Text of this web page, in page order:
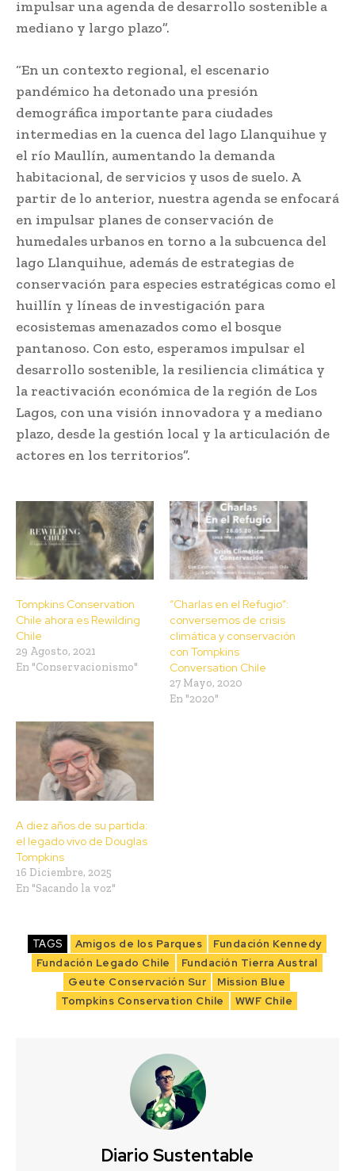
impulsar una agenda de desarrollo sostenible a
mediano y largo plazo”.
“En un contexto regional, el escenario
pandémico ha detonado una presión
demográfica importante para ciudades
intermedias en la cuenca del lago Llanquihue y
el río Maullín, aumentando la demanda
habitacional, de servicios y usos de suelo. A
partir de lo anterior, nuestra agenda se enfocará
en impulsar planes de conservación de
humedales urbanos en torno a la subcuenca del
lago Llanquihue, además de estrategias de
conservación para especies estratégicas como el
huillín y líneas de investigación para
ecosistemas amenazados como el bosque
pantanoso. Con esto, esperamos impulsar el
desarrollo sostenible, la resiliencia climática y
la reactivación económica de la región de Los
Lagos, con una visión innovadora y a mediano
plazo, desde la gestión local y la articulación de
actores en los territorios”.
Tompkins Conservation
Chile ahora es Rewilding
Chile
29 Agosto, 2021
En "Conservacionismo"
“Charlas en el Refugio”:
conversemos de crisis
climática y conservación
con Tompkins
Conversation Chile
27 Mayo, 2020
En "2020"
A diez años de su partida:
el legado vivo de Douglas
Tompkins
16 Diciembre, 2025
En "Sacando la voz"
TAGS Amigos de los Parques
Fundación Kennedy
Fundación Legado Chile
Fundación Tierra Austral
Geute Conservación Sur
Mission Blue
Tompkins Conservation Chile
WWF Chile
Diario Sustentable